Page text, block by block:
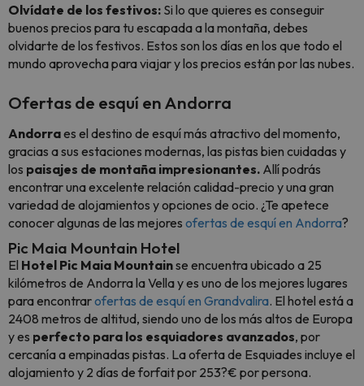
Olvídate de los festivos: Si lo que quieres es conseguir
buenos precios para tu escapada a la montaña, debes
olvidarte de los festivos. Estos son los días en los que todo el
mundo aprovecha para viajar y los precios están por las nubes.
Ofertas de esquí en Andorra
Andorraes el destino de esquí más atractivo del momento,
gracias a sus estaciones modernas, las pistas bien cuidadas y
los paisajes de montaña impresionantes. Allí podrás
encontrar una excelente relación calidad-precio y una gran
variedad de alojamientos y opciones de ocio. ¿Te apetece
conocer algunas de las mejores ofertas de esquí en Andorra?
Pic Maia Mountain Hotel
El Hotel Pic Maia Mountainse encuentra ubicado a 25
kilómetros de Andorra la Vella y es uno de los mejores lugares
para encontrarofertas de esquí en Grandvalira. El hotel está a
2408 metros de altitud, siendo uno de los más altos de Europa
y es perfecto para los esquiadores avanzados, por
cercanía a empinadas pistas. La oferta de Esquiades incluye el
alojamiento y 2 días de forfait por 253?€ por persona.